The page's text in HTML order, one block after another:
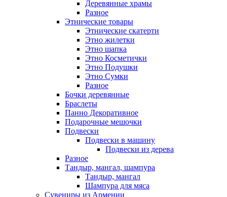
Деревянные храмы
Разное
Этнические товары
Этнические скатерти
Этно жилетки
Этно шапка
Этно Косметички
Этно Подушки
Этно Сумки
Разное
Бочки деревянные
Браслеты
Панно Декоративное
Подарочные мешочки
Подвески
Подвески в машину
Подвески из дерева
Разное
Тандыр, мангал, шампура
Тандыр, мангал
Шампура для мяса
Сувениры из Армении